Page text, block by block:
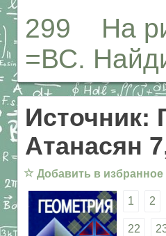
299 На
=ВС.
Источник:
Атанасян
☆ Добавить в избранное
1 2
22